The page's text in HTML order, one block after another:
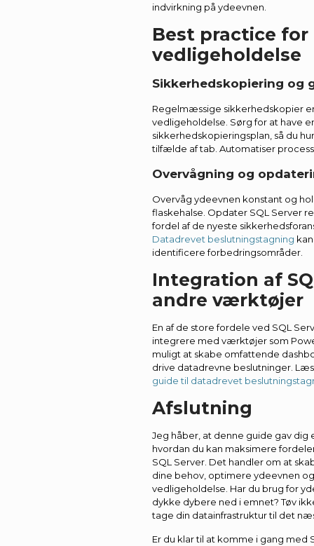
indvirkning på ydeevnen.
Best practice for
vedligeholdelse
Sikkerhedskopiering og
Regelmæssige sikkerhedskopier
vedligeholdelse. Sørg for at have
sikkerhedskopieringsplan, så du
tilfælde af tab. Automatiser
Overvågning og
Overvåg ydeevnen konstant og
flaskehalse. Opdater SQL Server
fordel af de nyeste
Datadrevet beslutningstagning
identificere forbedringsområder.
Integration af
andre værktøjer
En af de store fordele ved SQL
integrere med værktøjer som
muligt at skabe omfattende
drive datadrevne beslutninger.
guide til datadrevet
Afslutning
Jeg håber, at denne guide gav dig
hvordan du kan maksimere
SQL Server. Det handler om at
dine behov, optimere ydeevnen
vedligeholdelse. Har du brug for
dykke dybere ned i emnet? Tøv
tage din datainfrastruktur til det
Er du klar til at komme i gang med